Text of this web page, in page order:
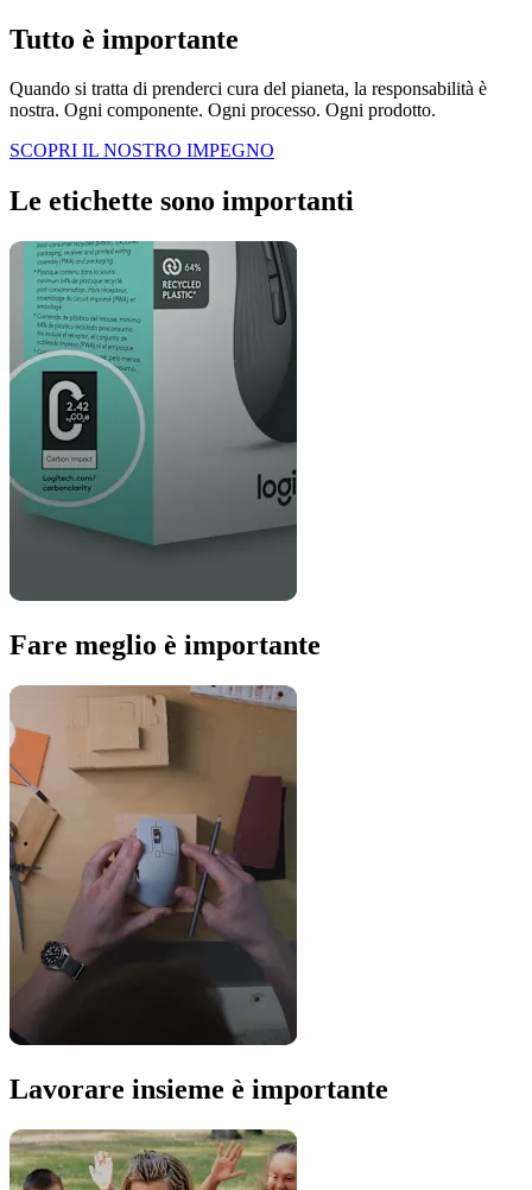
Tutto è importante
Quando si tratta di prenderci cura del pianeta, la responsabilità è
nostra. Ogni componente. Ogni processo. Ogni prodotto.
SCOPRI IL NOSTRO IMPEGNO
Le etichette sono importanti
Fare meglio è importante
Lavorare insieme è importante